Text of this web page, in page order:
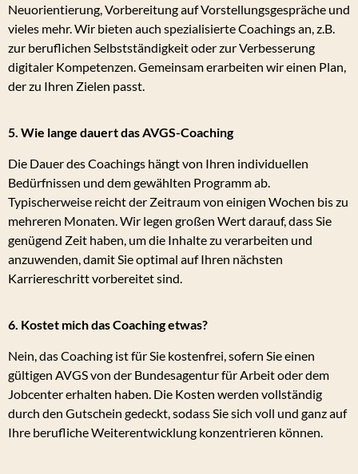
Neuorientierung, Vorbereitung auf Vorstellungsgespräche und
vieles mehr. Wir bieten auch spezialisierte Coachings an, z.B.
zur beruflichen Selbstständigkeit oder zur Verbesserung
digitaler Kompetenzen. Gemeinsam erarbeiten wir einen Plan,
der zu Ihren Zielen passt.
5. Wie lange dauert das AVGS-Coaching
Die Dauer des Coachings hängt von Ihren individuellen
Bedürfnissen und dem gewählten Programm ab.
Typischerweise reicht der Zeitraum von einigen Wochen bis zu
mehreren Monaten. Wir legen großen Wert darauf, dass Sie
genügend Zeit haben, um die Inhalte zu verarbeiten und
anzuwenden, damit Sie optimal auf Ihren nächsten
Karriereschritt vorbereitet sind.
6. Kostet mich das Coaching etwas?
Nein, das Coaching ist für Sie kostenfrei, sofern Sie einen
gültigen AVGS von der Bundesagentur für Arbeit oder dem
Jobcenter erhalten haben. Die Kosten werden vollständig
durch den Gutschein gedeckt, sodass Sie sich voll und ganz auf
Ihre berufliche Weiterentwicklung konzentrieren können.